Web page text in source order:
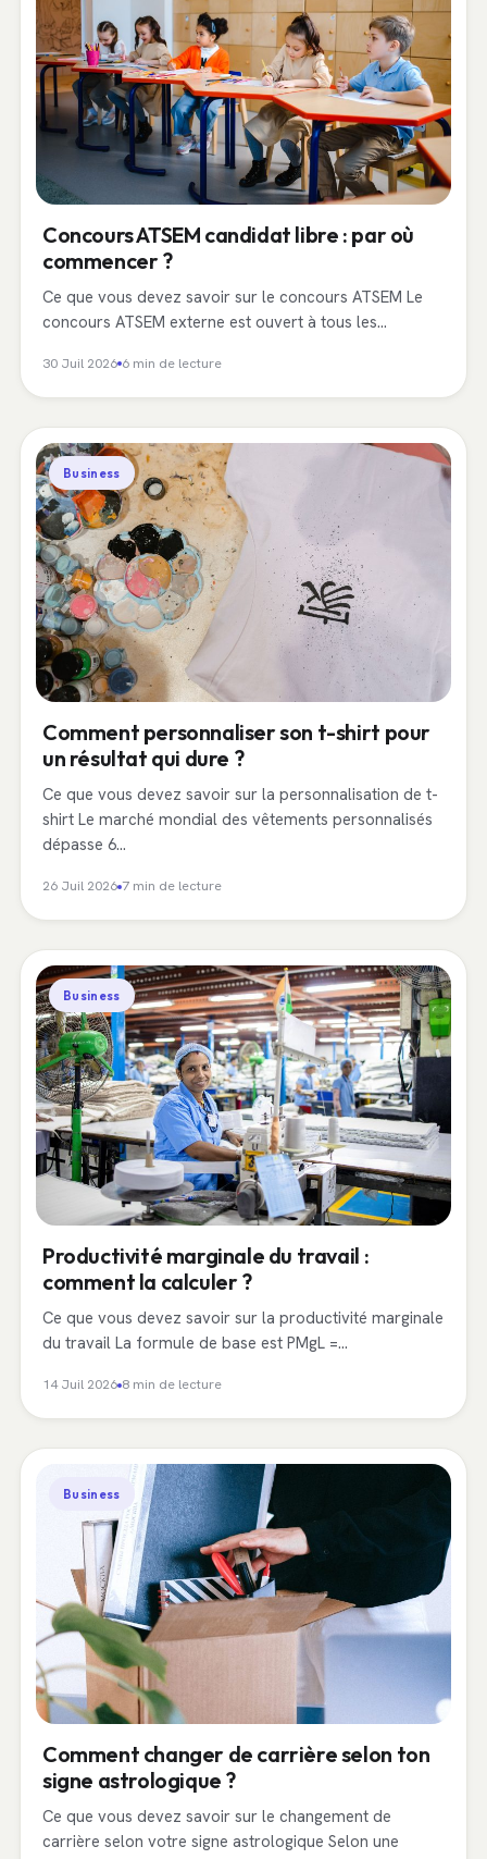
Concours ATSEM candidat libre : par où
commencer ?
Ce que vous devez savoir sur le concours ATSEM Le
concours ATSEM externe est ouvert à tous les…
30 Juil 2026 6 min de lecture
Business
Comment personnaliser son t-shirt pour
un résultat qui dure ?
Ce que vous devez savoir sur la personnalisation de t-
shirt Le marché mondial des vêtements personnalisés
dépasse 6…
26 Juil 2026 7 min de lecture
Business
Productivité marginale du travail :
comment la calculer ?
Ce que vous devez savoir sur la productivité marginale
du travail La formule de base est PMgL =…
14 Juil 2026 8 min de lecture
Business
Comment changer de carrière selon ton
signe astrologique ?
Ce que vous devez savoir sur le changement de
carrière selon votre signe astrologique Selon une